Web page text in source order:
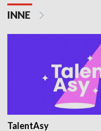
INNE
TalentAsy